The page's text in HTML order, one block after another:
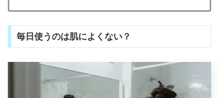
毎日使うのは肌によくない？